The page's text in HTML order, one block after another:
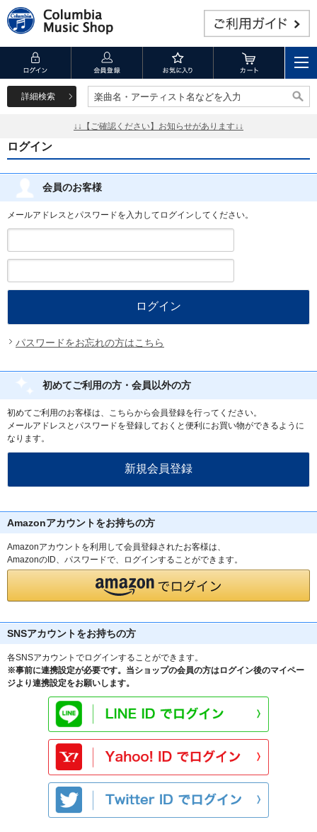
詳細検索 楽曲名・アーティスト名などを入力
楽曲名・アーティスト名などを入力
↓↓【ご確認ください】お知らせがあります↓↓
ログイン
会員のお客様
メールアドレスとパスワードを入力してログインしてください。
パスワードをお忘れの方はこちら
初めてご利用の方・会員以外の方
初めてご利用のお客様は、こちらから会員登録を行ってください。
メールアドレスとパスワードを登録しておくと便利にお買い物ができるように
なります。
Amazonアカウントをお持ちの方
Amazonアカウントを利用して会員登録されたお客様は、
AmazonのID、パスワードで、ログインすることができます。
SNSアカウントをお持ちの方
各SNSアカウントでログインすることができます。
※事前に連携設定が必要です。当ショップの会員の方はログイン後のマイペー
ジより連携設定をお願いします。